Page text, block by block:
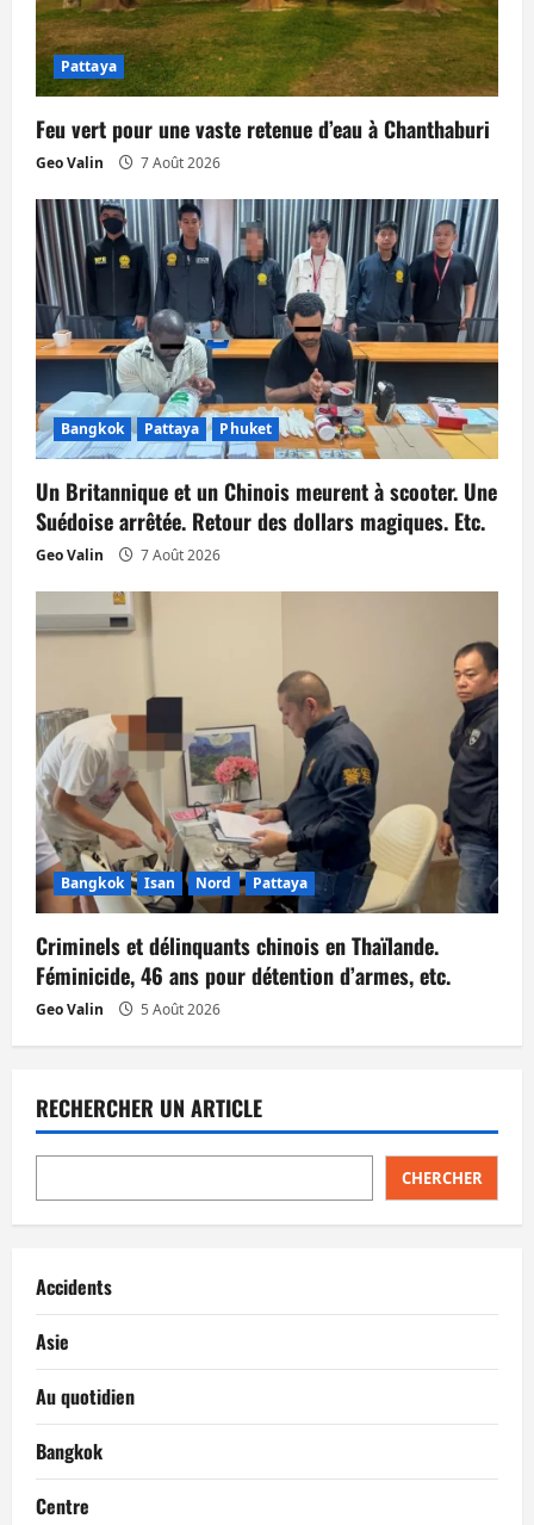
a
r
t
i
c
l
e
Pattaya
Feu vert pour une vaste retenue d’eau à Chanthaburi
Geo Valin 7 Août 2026
Bangkok Pattaya Phuket
Un Britannique et un Chinois meurent à scooter. Une
Suédoise arrêtée. Retour des dollars magiques. Etc.
Geo Valin 7 Août 2026
Bangkok Isan Nord Pattaya
Criminels et délinquants chinois en Thaïlande.
Féminicide, 46 ans pour détention d’armes, etc.
Geo Valin 5 Août 2026
RECHERCHER UN ARTICLE
CHERCHER
Accidents
Asie
Au quotidien
Bangkok
Centre